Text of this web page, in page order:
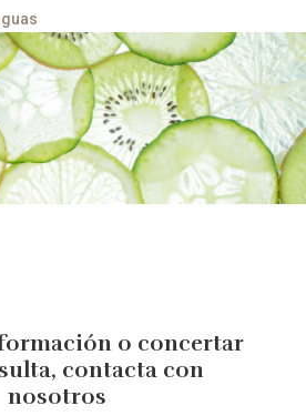
o concertar
contacta con
nosotros